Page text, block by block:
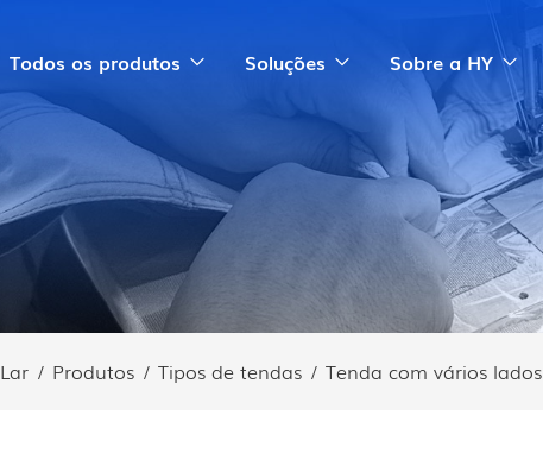
Todos os produtos Soluções Sobre a HY
Lar / Produtos / Tipos de tendas / Tenda com vários lados